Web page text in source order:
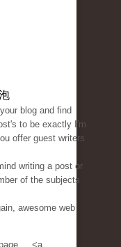
blog and find
to be exactly I'm
offer guest writers
writing a post or
of the subjects
awesome web
... <a